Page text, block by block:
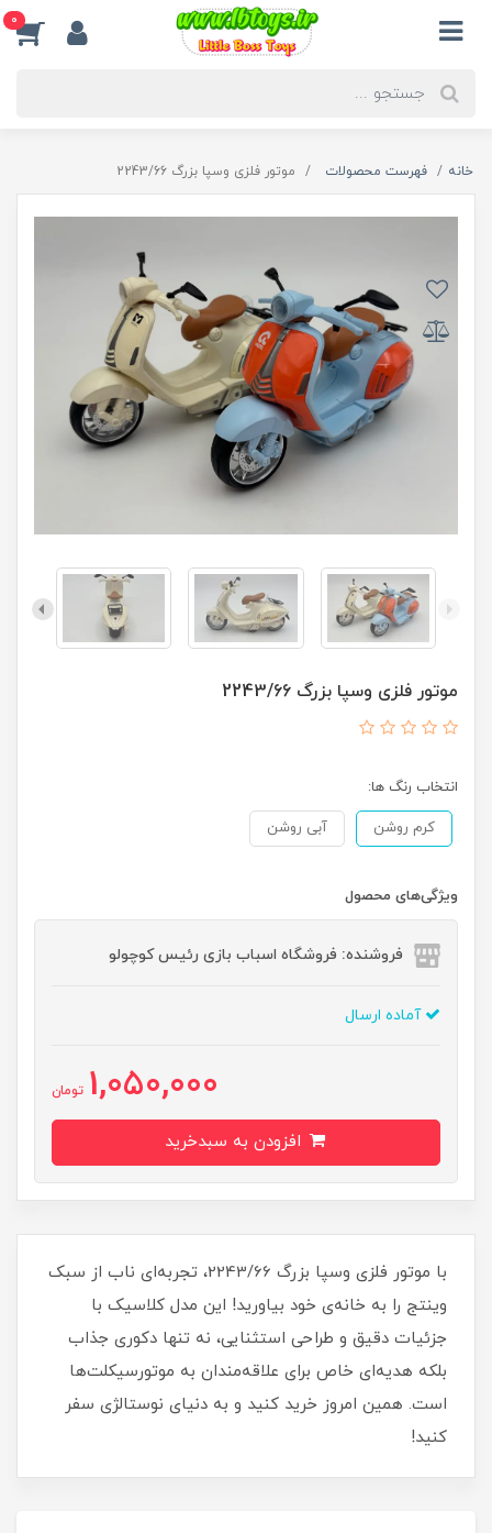
0
خانه فهرست محصولات موتور فلزی وسپا بزرگ 2243/66
موتور فلزی وسپا بزرگ 2243/66
انتخاب رنگ ها:
کرم روشن آبی روشن
ویژگی‌های محصول
فروشنده: فروشگاه اسباب بازی رئیس کوچولو
آماده ارسال
1,050,000 تومان
با موتور فلزی وسپا بزرگ 2243/66، تجربه‌ای ناب از سبک
وینتج را به خانه‌ی خود بیاورید! این مدل کلاسیک با
جزئیات دقیق و طراحی استثنایی، نه تنها دکوری جذاب
بلکه هدیه‌ای خاص برای علاقه‌مندان به موتورسیکلت‌ها
است. همین امروز خرید کنید و به دنیای نوستالژی سفر
کنید!